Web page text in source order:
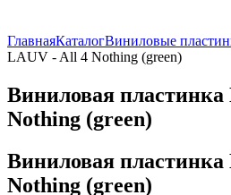
ГлавнаяКаталогВиниловые
LAUV - All 4 Nothing (green)
Виниловая
Nothing (green)
Виниловая
Nothing (green)